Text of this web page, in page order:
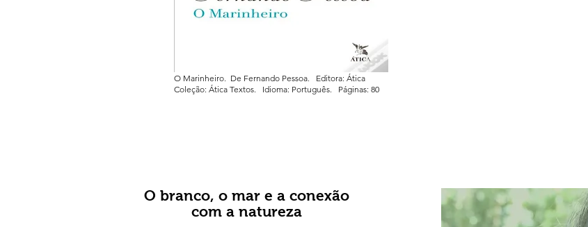
O Marinheiro. De Fernando Pessoa. Editora: Ática
Coleção: Ática Textos. Idioma: Português. Páginas: 80
O branco, o mar e a conexão
com a natureza